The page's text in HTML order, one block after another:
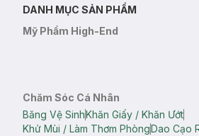
DANH MỤC SẢN PHẨM
Mỹ Phẩm High-End
Chăm Sóc Cá Nhân
Băng Vệ SinhKhăn Giấy / Khăn Ướt
Khử Mùi / Làm Thơm PhòngDao Cạo